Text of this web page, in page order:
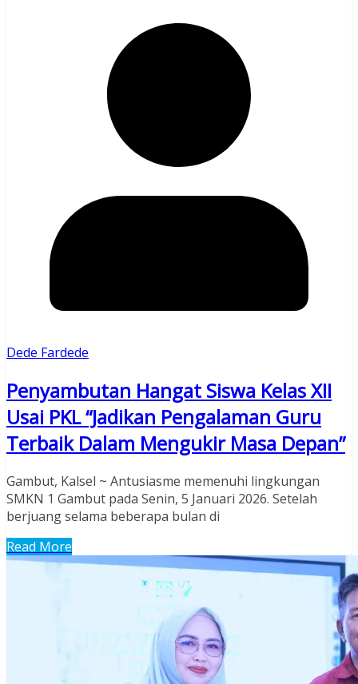
Dede Fardede
Penyambutan Hangat Siswa Kelas XII
Usai PKL “Jadikan Pengalaman Guru
Terbaik Dalam Mengukir Masa Depan”
Gambut, Kalsel ~ Antusiasme memenuhi lingkungan
SMKN 1 Gambut pada Senin, 5 Januari 2026. Setelah
berjuang selama beberapa bulan di
Read More